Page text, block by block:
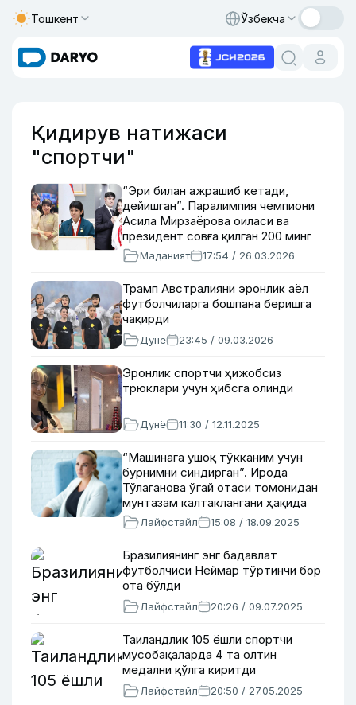
Тошкент Ўзбекча
Қидирув натижаси
"спортчи"
“Эри билан ажрашиб кетади,
дейишган”. Паралимпия чемпиони
Асила Мирзаёрова оиласи ва
президент совға қилган 200 минг
долларни нимага сарфлагани
ҳақида
Маданият 17:54 / 26.03.2026
Трамп Австралияни эронлик аёл
футболчиларга бошпана беришга
чақирди
Дунё 23:45 / 09.03.2026
Эронлик спортчи ҳижобсиз
трюклари учун ҳибсга олинди
Дунё 11:30 / 12.11.2025
“Машинага ушоқ тўкканим учун
бурнимни синдирган”. Ирода
Тўлаганова ўгай отаси томонидан
мунтазам калтаклангани ҳақида
гапирди
Лайфстайл 15:08 / 18.09.2025
Бразилиянинг энг бадавлат
футболчиси Неймар тўртинчи бор
ота бўлди
Лайфстайл 20:26 / 09.07.2025
Таиландлик 105 ёшли спортчи
мусобақаларда 4 та олтин
медални қўлга киритди
Лайфстайл 20:50 / 27.05.2025